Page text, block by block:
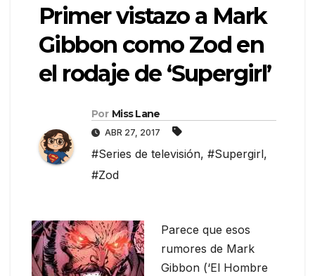
Primer vistazo a Mark
Gibbon como Zod en
el rodaje de ‘Supergirl’
Por Miss Lane
ABR 27, 2017
#Series de televisión, #Supergirl,
#Zod
Parece que esos
rumores de Mark
Gibbon (‘El Hombre